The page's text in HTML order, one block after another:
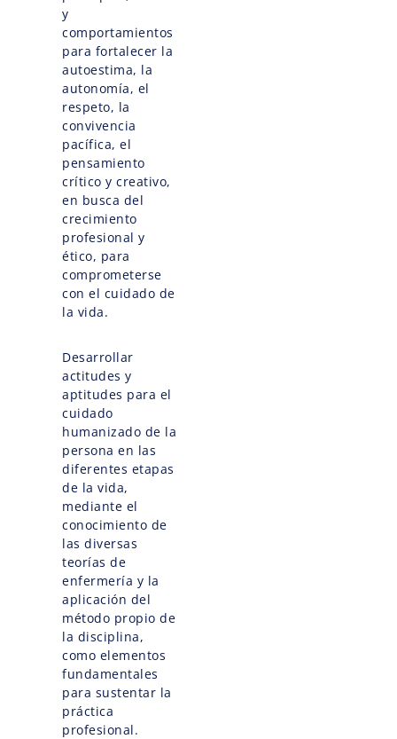
y
comportamientos
para fortalecer la
autoestima, la
autonomía, el
respeto, la
convivencia
pacífica, el
pensamiento
crítico y creativo,
en busca del
crecimiento
profesional y
ético, para
comprometerse
con el cuidado de
la vida.
Desarrollar
actitudes y
aptitudes para el
cuidado
humanizado de la
persona en las
diferentes etapas
de la vida,
mediante el
conocimiento de
las diversas
teorías de
enfermería y la
aplicación del
método propio de
la disciplina,
como elementos
fundamentales
para sustentar la
práctica
profesional.